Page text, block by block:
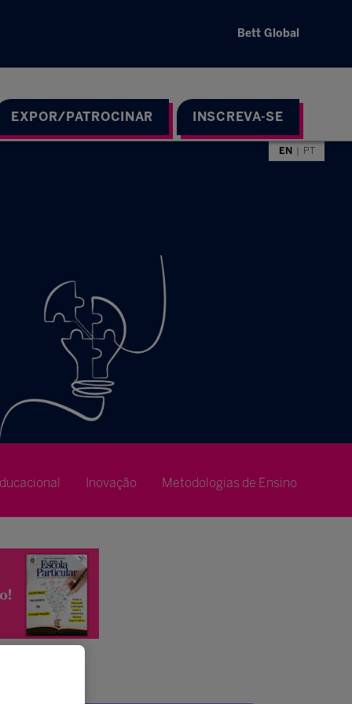
Bett Global
EXPOR/PATROCINAR INSCREVA-SE
EN PT
Inovação Metodologias de Ensino